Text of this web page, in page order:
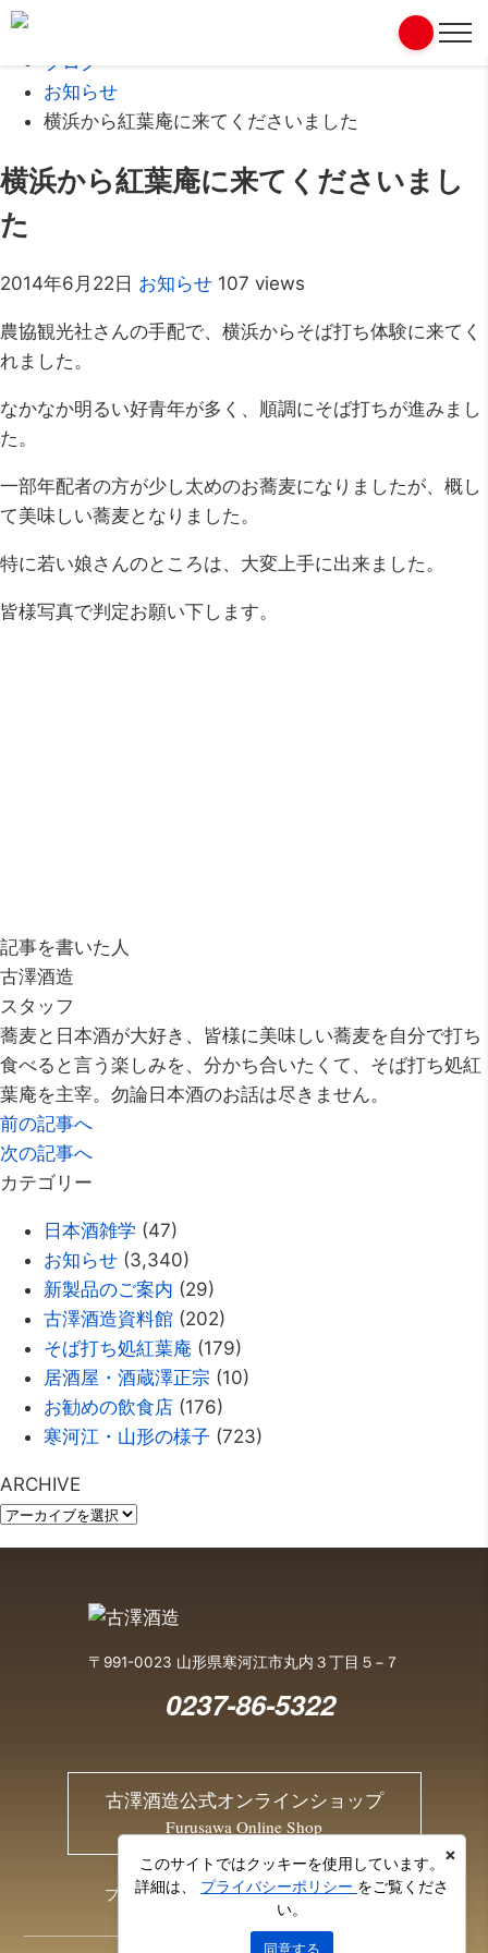
ブログ
お知らせ
横浜から紅葉庵に来てくださいました
横浜から紅葉庵に来てくださいまし
た
2014年6月22日 お知らせ 107 views
農協観光社さんの手配で、横浜からそば打ち体験に来てく
れました。
なかなか明るい好青年が多く、順調にそば打ちが進みまし
た。
一部年配者の方が少し太めのお蕎麦になりましたが、概し
て美味しい蕎麦となりました。
特に若い娘さんのところは、大変上手に出来ました。
皆様写真で判定お願い下します。
記事を書いた人
古澤酒造
スタッフ
蕎麦と日本酒が大好き、皆様に美味しい蕎麦を自分で打ち
食べると言う楽しみを、分かち合いたくて、そば打ち処紅
葉庵を主宰。勿論日本酒のお話は尽きません。
前の記事へ
次の記事へ
カテゴリー
日本酒雑学 (47)
お知らせ (3,340)
新製品のご案内 (29)
古澤酒造資料館 (202)
そば打ち処紅葉庵 (179)
居酒屋・酒蔵澤正宗 (10)
お勧めの飲食店 (176)
寒河江・山形の様子 (723)
ARCHIVE
〒991-0023 山形県寒河江市丸内３丁目５−７
0237-86-5322
古澤酒造公式オンラインショップ
Furusawa Online Shop
プライバシーポリシー お問い合わせ
このサイトではクッキーを使用しています。
詳細は、 プライバシーポリシー をご覧くださ
い。
同意する
×